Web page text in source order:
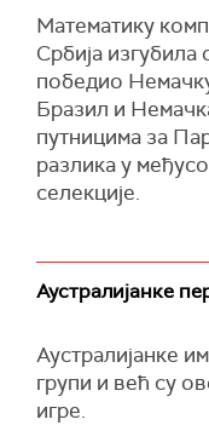
Математику
Србија изгубила
победио
Бразил и
путницима за
разлика у
селекције.
Аустралијанке
Аустралијанке
групи и већ су
игре.